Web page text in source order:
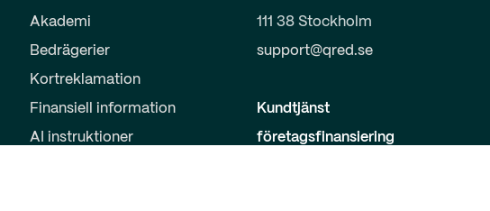
Akademi
Bedrägerier
Kortreklamation
Finansiell information
AI instruktioner
111 38 Stockholm
support@qred.se
Kundtjänst
företagsfinansiering